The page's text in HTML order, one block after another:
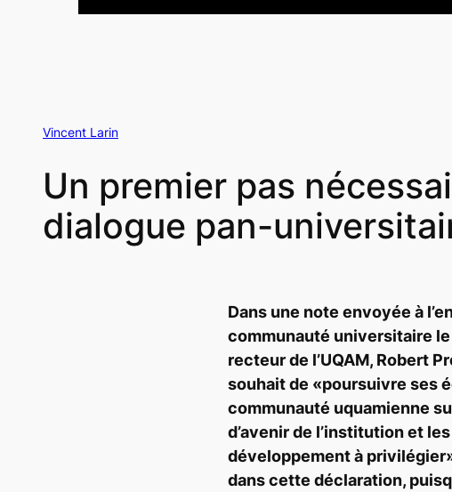
Vincent Larin
Un premier pas
dialogue pan-
Dans une note envoyée à l
communauté universitaire
recteur de l’UQAM, Robert
souhait de «poursuivre sesé
communauté uquamienne
d’avenir de l’institution et
développement à privilégier
dans cette déclaration,